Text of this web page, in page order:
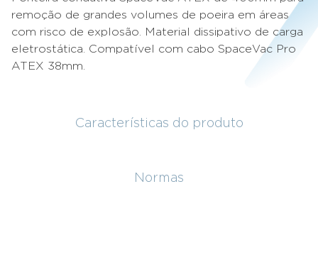
Características do produto
Normas
remoção de grandes volumes de poeira em áreas
com risco de explosão. Material dissipativo de carga
eletrostática. Compatível com cabo SpaceVac Pro
ATEX 38mm.